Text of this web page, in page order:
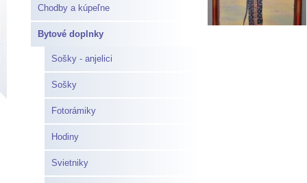
Chodby a kúpeľne
Bytové doplnky
Sošky - anjelici
Sošky
Fotorámiky
Hodiny
Svietniky